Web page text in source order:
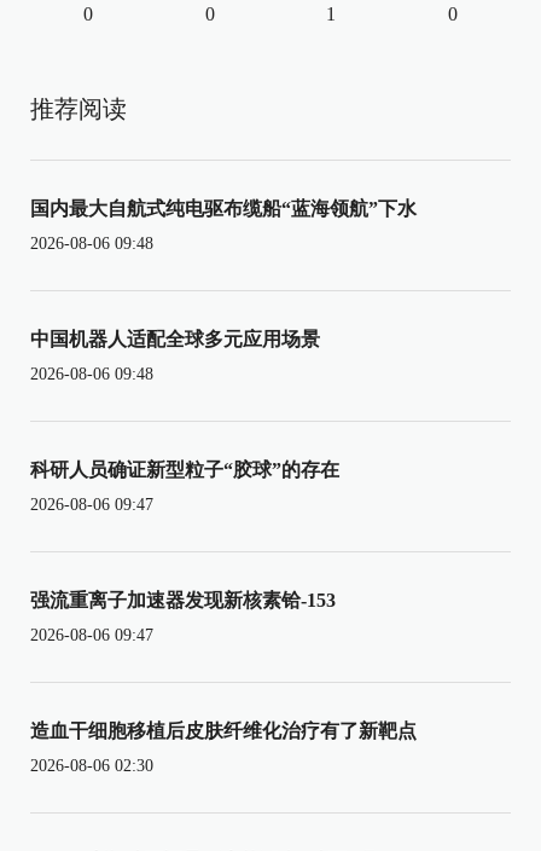
0 0 1 0
推荐阅读
国内最大自航式纯电驱布缆船“蓝海领航”下水
2026-08-06 09:48
中国机器人适配全球多元应用场景
2026-08-06 09:48
科研人员确证新型粒子“胶球”的存在
2026-08-06 09:47
强流重离子加速器发现新核素铪-153
2026-08-06 09:47
造血干细胞移植后皮肤纤维化治疗有了新靶点
2026-08-06 02:30